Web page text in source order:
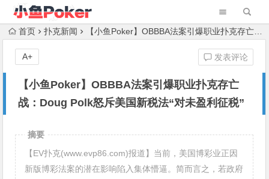
首页 扑克新闻 【小鱼Poker】OBBBA法案引爆职业扑克存亡战：Doug Polk怒斥美国新税法“对未盈利征税”
【小鱼Poker】OBBBA法案引爆职业扑克存亡
战：Doug Polk怒斥美国新税法“对未盈利征税”
发表评论
A+
摘要
【EV扑克(www.evp86.com)报道】当前，美国博彩业正因
新版博彩法案的潜在影响陷入集体懵逼。简而言之，若政府